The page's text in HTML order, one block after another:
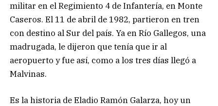
militar en el Regimiento 4 de Infantería, en Monte
Caseros. El 11 de abril de 1982, partieron en tren
con destino al Sur del país. Ya en Río Gallegos, una
madrugada, le dijeron que tenía que ir al
aeropuerto y fue así, como a los tres días llegó a
Malvinas.
Es la historia de Eladio Ramón Galarza, hoy un